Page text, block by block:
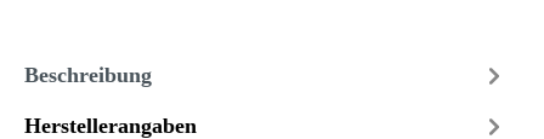
Beschreibung
Herstellerangaben